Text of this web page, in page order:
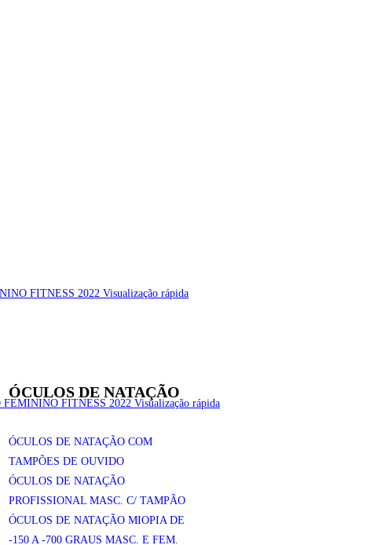
ÓCULOS DE NATAÇÃO
ÓCULOS DE NATAÇÃO COM
TAMPÕES DE OUVIDO
ÓCULOS DE NATAÇÃO
PROFISSIONAL MASC. C/ TAMPÃO
ÓCULOS DE NATAÇÃO MIOPIA DE
-150 A -700 GRAUS MASC. E FEM.
Visualização rápida
Visualização rápida